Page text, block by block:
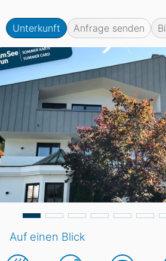
Unterkunft Anfrage senden
Auf einen Blick